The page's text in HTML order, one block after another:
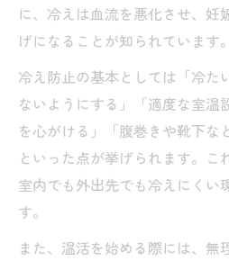
に、冷えは血流を悪化させ、妊
げになることが知られています。
冷え防止の基本としては「冷た
ないようにする」「適度な室温
を心がける」「腹巻きや靴下な
といった点が挙げられます。こ
室内でも外出先でも冷えにくい
す。
また、温活を始める際には、無